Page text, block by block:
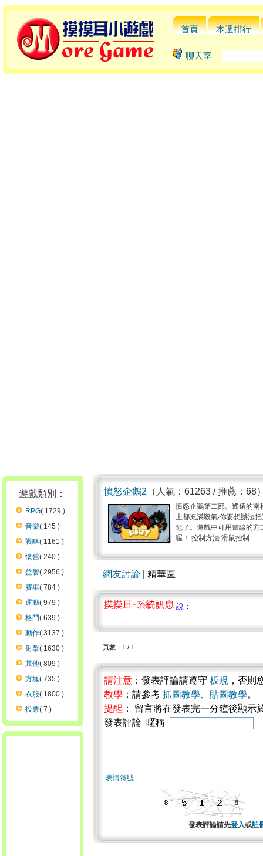
首頁 本週排行
聊天室
遊戲類別：
RPG( 1729 )
音樂( 145 )
戰略( 1161 )
懷舊( 240 )
益智( 2956 )
賽車( 784 )
運動( 979 )
格鬥( 639 )
動作( 3137 )
射擊( 1630 )
其他( 809 )
方塊( 735 )
衣服( 1800 )
投票( 7 )
憤怒企鵝2 （人氣：61263 / 推薦：68
憤怒企鵝第二部。遙遠的
上都充滿殺氣‧你要想辦法
危了。遊戲中可用畫線的
喔！ 控制方法 滑鼠控制 ...
網友討論 | 精華區
說：
頁數：1 / 1
請注意 ：發表評論請遵守 板規 ，否則
教學 ：請參考 抓圖教學 貼圖教學。
提醒 ： 留言將在發表完一分鐘後顯
發表評論 暱稱
表情符號
發表評論請先登入或註